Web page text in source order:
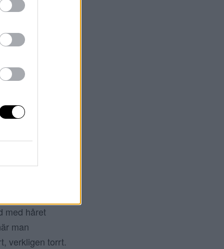
mig i
kommer
att bli
med håret
man
verkligen torrt.